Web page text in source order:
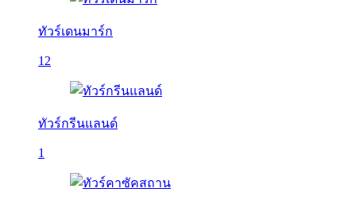
ทัวร์เดนมาร์ก
12
ทัวร์กรีนแลนด์
1